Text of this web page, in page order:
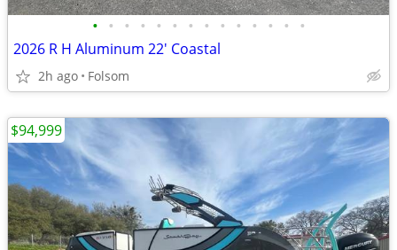
• • • • • • • • • • • • • •
2026 R H Aluminum 22' Coastal
2h ago Folsom
$94,999